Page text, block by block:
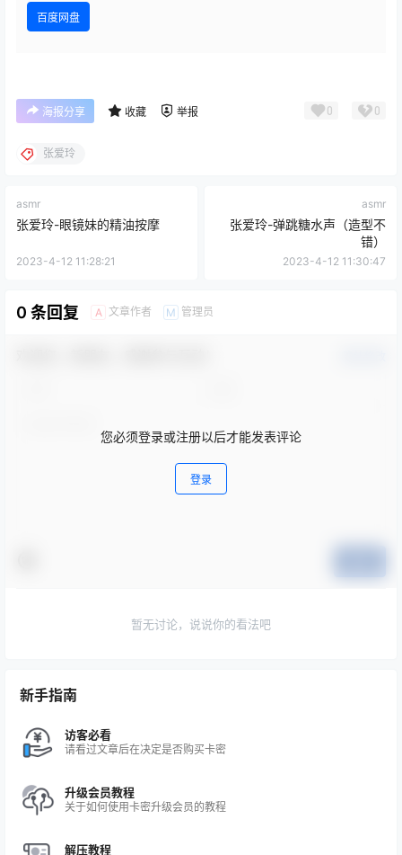
百度网盘
海报分享 收藏 举报 0 0
张爱玲
asmr
张爱玲-眼镜妹的精油按摩
2023-4-12 11:28:21
asmr
张爱玲-弹跳糖水声（造型不
错）
2023-4-12 11:30:47
0 条回复 A 文章作者 M 管理员
您必须登录或注册以后才能发表评论
登录
暂无讨论，说说你的看法吧
新手指南
访客必看
请看过文章后在决定是否购买卡密
升级会员教程
关于如何使用卡密升级会员的教程
解压教程